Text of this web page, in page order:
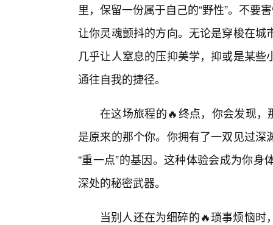
里，保留一份属于自己的“野性”。不要
让你灵魂颤抖的方向。无论是穿梭在
几乎让人窒息的压抑美学，抑或是某
通往自我的捷径。
在这场旅程的🔥终点，你会发现，
是原来的那个你。你拥有了一双见过
“重一点”的基因。这种体验会成为你
深处的秘密武器。
当别人还在为细碎的🔥琐事烦恼